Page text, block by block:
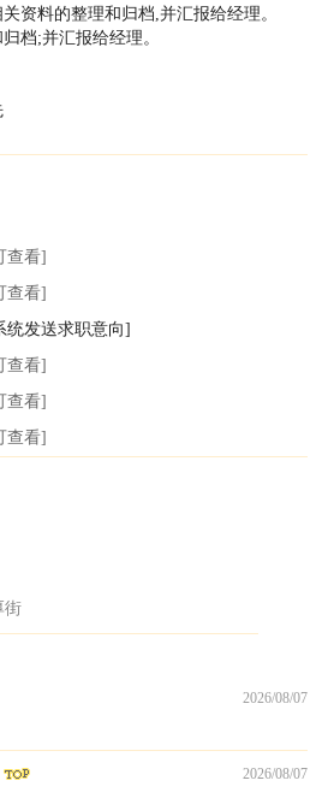
资料的整理和归档,并汇报给经理。
档;并汇报给经理。
查看]
查看]
统发送求职意向]
查看]
查看]
查看]
街
2026/08/07
2026/08/07